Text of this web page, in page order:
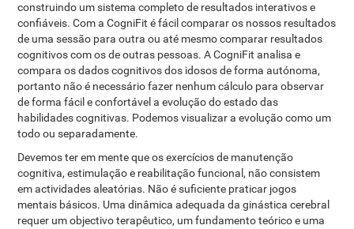
construindo um sistema completo de resultados interativos e
confiáveis. Com a CogniFit é fácil comparar os nossos resultados
de uma sessão para outra ou até mesmo comparar resultados
cognitivos com os de outras pessoas. A CogniFit analisa e
compara os dados cognitivos dos idosos de forma autónoma,
portanto não é necessário fazer nenhum cálculo para observar
de forma fácil e confortável a evolução do estado das
habilidades cognitivas. Podemos visualizar a evolução como um
todo ou separadamente.
Devemos ter em mente que os exercícios de manutenção
cognitiva, estimulação e reabilitação funcional, não consistem
em actividades aleatórias. Não é suficiente praticar jogos
mentais básicos. Uma dinâmica adequada da ginástica cerebral
requer um objectivo terapêutico, um fundamento teórico e uma